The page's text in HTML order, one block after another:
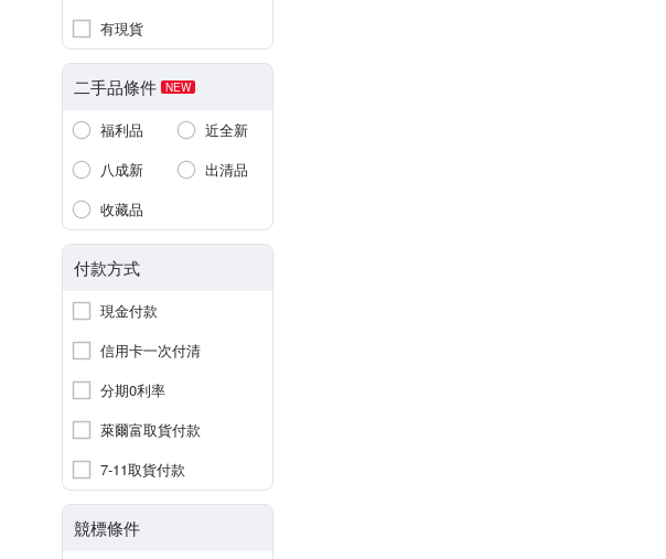
有現貨
二手品條件 NEW
福利品
近全新
八成新
出清品
收藏品
付款方式
現金付款
信用卡一次付清
分期0利率
萊爾富取貨付款
7-11取貨付款
競標條件